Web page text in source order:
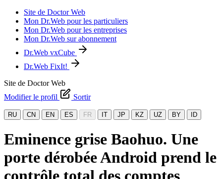
Site de Doctor Web
Mon Dr.Web pour les particuliers
Mon Dr.Web pour les entreprises
Mon Dr.Web sur abonnement
Dr.Web vxCube
Dr.Web FixIt!
Site de Doctor Web
Modifier le profil
Sortir
RU CN EN ES FR IT JP KZ UZ BY ID
Eminence grise Baohuo. Une
porte dérobée Android prend le